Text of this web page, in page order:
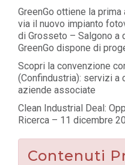
GreenGo ottiene la
via il nuovo impianto
di Grosseto – Salgono a
GreenGo dispone di
Scopri la convenzione
(Confindustria): servizi
aziende associate
Clean Industrial Deal:
Ricerca – 11 dicembre
Contenuti